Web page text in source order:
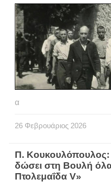
α
26 Φεβρουάριος 2026
Π.
δώσει στη Βουλή
Πτολεμαΐδα V»